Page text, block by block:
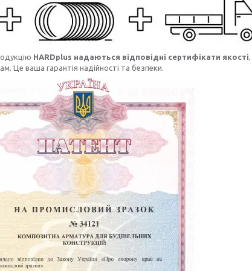
HARDplus надаються відповідні сертифікати якості
Це ваша гарантія надійності та безпеки.